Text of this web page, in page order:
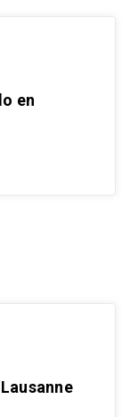
en